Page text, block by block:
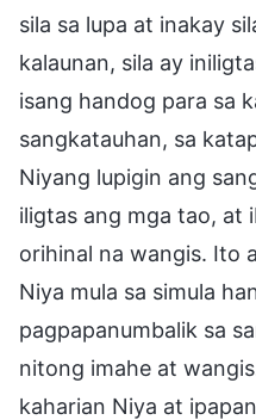
sila sa lupa at inakay
kalaunan, sila ay
isang handog para sa
sangkatauhan, sa
Niyang lupigin ang
iligtas ang mga tao, at
orihinal na wangis. Ito
Niya mula sa simula
pagpapanumbalik sa
nitong imahe at
kaharian Niya at